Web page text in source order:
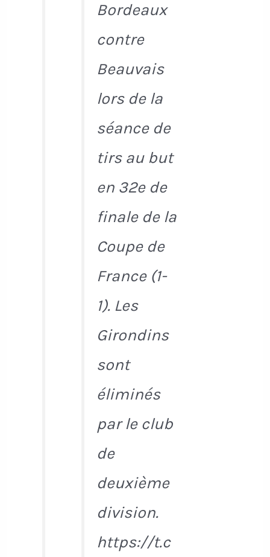
Bordeaux
contre
Beauvais
lors de la
séance de
tirs au but
en 32e de
finale de la
Coupe de
France (1-
1). Les
Girondins
sont
éliminés
par le club
de
deuxième
division.
https://t.c